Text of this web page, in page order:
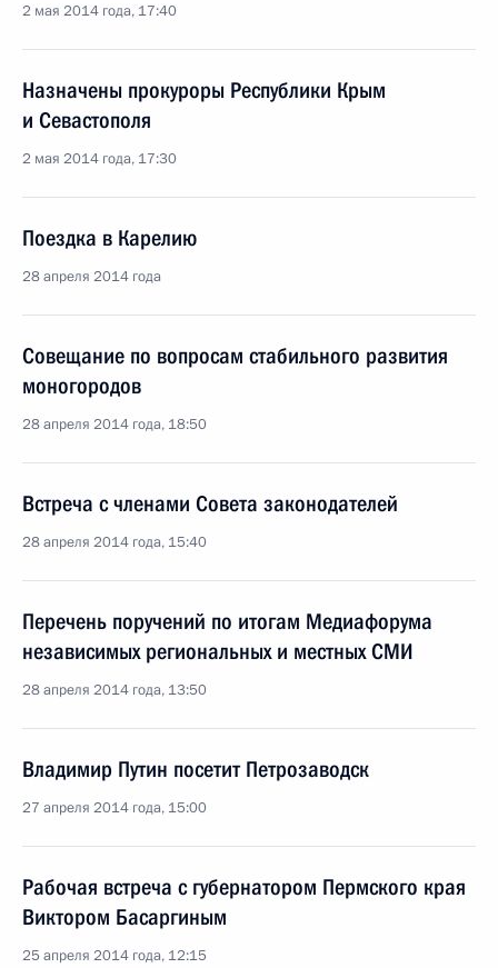
2 мая 2014 года, 17:40
Назначены прокуроры Республики Крым
и Севастополя
2 мая 2014 года, 17:30
Поездка в Карелию
28 апреля 2014 года
Совещание по вопросам стабильного развития
моногородов
28 апреля 2014 года, 18:50
Встреча с членами Совета законодателей
28 апреля 2014 года, 15:40
Перечень поручений по итогам Медиафорума
независимых региональных и местных СМИ
28 апреля 2014 года, 13:50
Владимир Путин посетит Петрозаводск
27 апреля 2014 года, 15:00
Рабочая встреча с губернатором Пермского края
Виктором Басаргиным
25 апреля 2014 года, 12:15